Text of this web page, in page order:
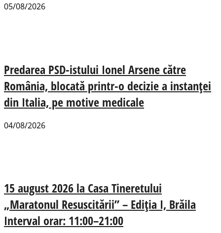
05/08/2026
Predarea PSD-istului Ionel Arsene către
România, blocată printr-o decizie a instanței
din Italia, pe motive medicale
04/08/2026
15 august 2026 la Casa Tineretului
„Maratonul Resuscitării” – Ediția I, Brăila
Interval orar: 11:00–21:00